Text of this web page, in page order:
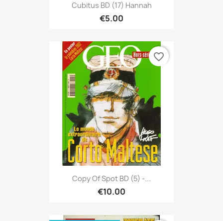
Cubitus BD (17) Hannah
€5.00
Copy Of Spot BD (5) -...
€10.00
favorite_border